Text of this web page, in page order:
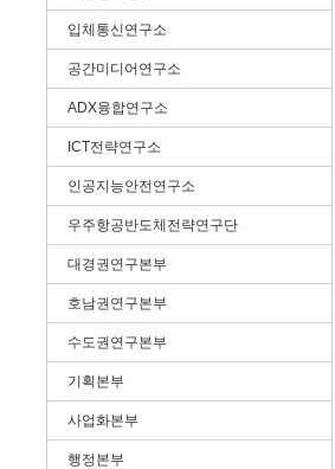
입체통신연구소
공간미디어연구소
ADX융합연구소
ICT전략연구소
인공지능안전연구소
우주항공반도체전략연구단
대경권연구본부
호남권연구본부
수도권연구본부
기획본부
사업화본부
행정본부